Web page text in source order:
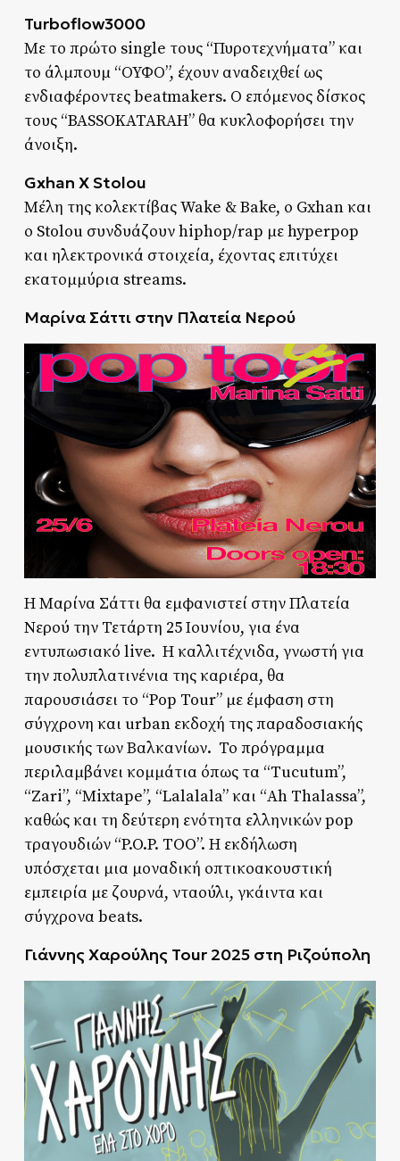
Turboflow3000
Με το πρώτο single τους “Πυροτεχνήματα” και
το άλμπουμ “ΟΥΦΟ”, έχουν αναδειχθεί ως
ενδιαφέροντες beatmakers. Ο επόμενος δίσκος
τους “BASSOKATARAH” θα κυκλοφορήσει την
άνοιξη.
Gxhan X Stolou
Μέλη της κολεκτίβας Wake & Bake, ο Gxhan και
ο Stolou συνδυάζουν hiphop/rap με hyperpop
και ηλεκτρονικά στοιχεία, έχοντας επιτύχει
εκατομμύρια streams.
Μαρίνα Σάττι στην Πλατεία Νερού
Η Μαρίνα Σάττι θα εμφανιστεί στην Πλατεία
Νερού την Τετάρτη 25 Ιουνίου, για ένα
εντυπωσιακό live. Η καλλιτέχνιδα, γνωστή για
την πολυπλατινένια της καριέρα, θα
παρουσιάσει το “Pop Tour” με έμφαση στη
σύγχρονη και urban εκδοχή της παραδοσιακής
μουσικής των Βαλκανίων. Το πρόγραμμα
περιλαμβάνει κομμάτια όπως τα “Tucutum”,
“Zari”, “Mixtape”, “Lalalala” και “Ah Thalassa”,
καθώς και τη δεύτερη ενότητα ελληνικών pop
τραγουδιών “P.O.P. TOO”. Η εκδήλωση
υπόσχεται μια μοναδική οπτικοακουστική
εμπειρία με ζουρνά, νταούλι, γκάιντα και
σύγχρονα beats.
Γιάννης Χαρούλης Tour 2025 στη Ριζούπολη